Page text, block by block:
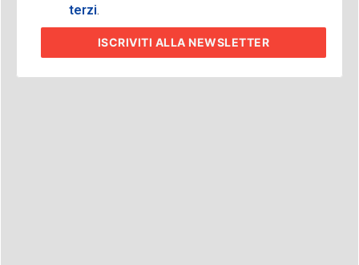
terzi.
ISCRIVITI ALLA NEWSLETTER